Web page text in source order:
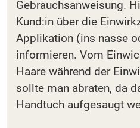
Gebrauchsanweisung.
Kund:in über die
Applikation (ins nasse
informieren. Vom
Haare während der
sollte man abraten, da
Handtuch aufgesaugt